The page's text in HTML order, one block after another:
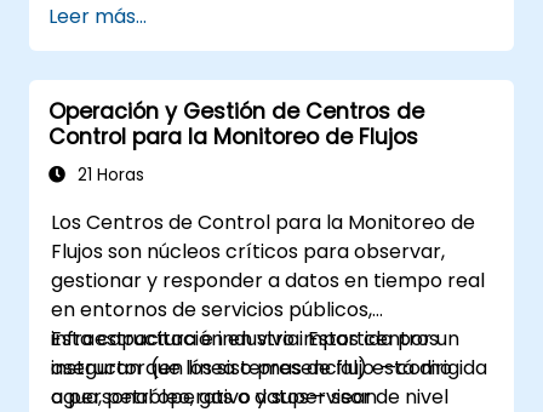
Leer más...
Operación y Gestión de Centros de
Control para la Monitoreo de Flujos
21 Horas
Los Centros de Control para la Monitoreo de
Flujos son núcleos críticos para observar,
gestionar y responder a datos en tiempo real
en entornos de servicios públicos,
infraestructura e industria. Estos centros
aseguran que los sistemas de flujo —como
agua, petróleo, gas o datos— sean
Esta capacitación en vivo impartida por un
instructor (en línea o presencial) está dirigida
a personal operativo y supervisor de nivel